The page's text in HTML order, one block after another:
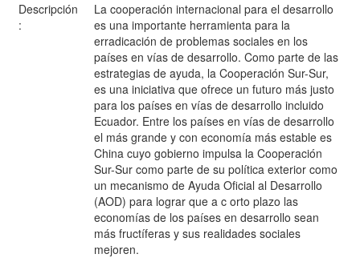
Descripción
:
La cooperación internacional para el desarrollo
es una importante herramienta para la
erradicación de problemas sociales en los
países en vías de desarrollo. Como parte de las
estrategias de ayuda, la Cooperación Sur-Sur,
es una iniciativa que ofrece un futuro más justo
para los países en vías de desarrollo incluido
Ecuador. Entre los países en vías de desarrollo
el más grande y con economía más estable es
China cuyo gobierno impulsa la Cooperación
Sur-Sur como parte de su política exterior como
un mecanismo de Ayuda Oficial al Desarrollo
(AOD) para lograr que a c orto plazo las
economías de los países en desarrollo sean
más fructíferas y sus realidades sociales
mejoren.